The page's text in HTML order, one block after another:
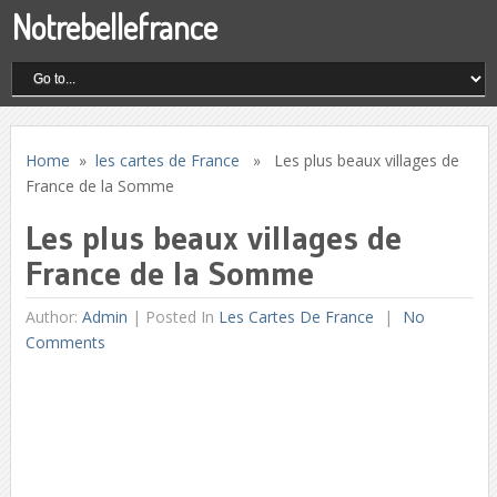
Notrebellefrance
Home » les cartes de France » Les plus beaux villages de
France de la Somme
Les plus beaux villages de
France de la Somme
Author: Admin | Posted In Les Cartes De France
No
Comments